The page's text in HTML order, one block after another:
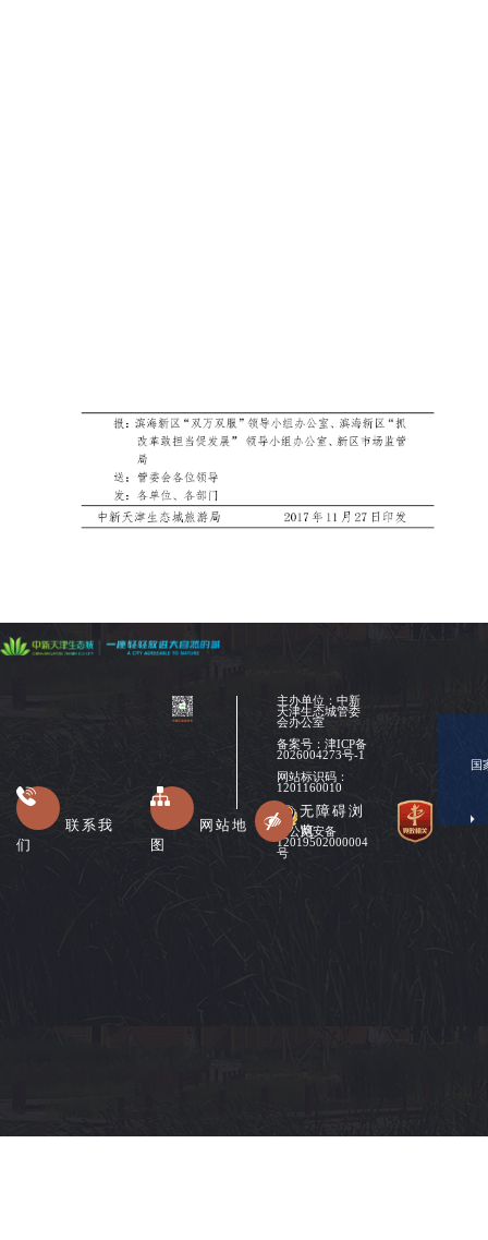
主办单位：中新
天津生态城管委
会办公室
备案号： 津ICP备
2026004273号-1
网站标识码：
1201160010
津公网安备
12019502000004
号
联系我
们
网站地
图
无障碍浏
览
国